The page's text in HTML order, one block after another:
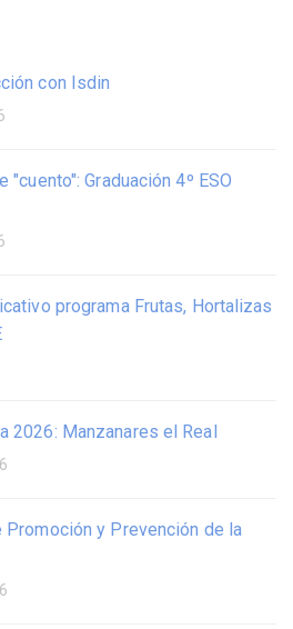
con Isdin
"cuento": Graduación 4º ESO
programa Frutas, Hortalizas
2026: Manzanares el Real
Promoción y Prevención de la